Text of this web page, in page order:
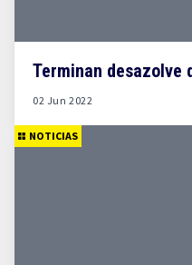
Terminan desazolve
02 Jun 2022
NOTICIAS